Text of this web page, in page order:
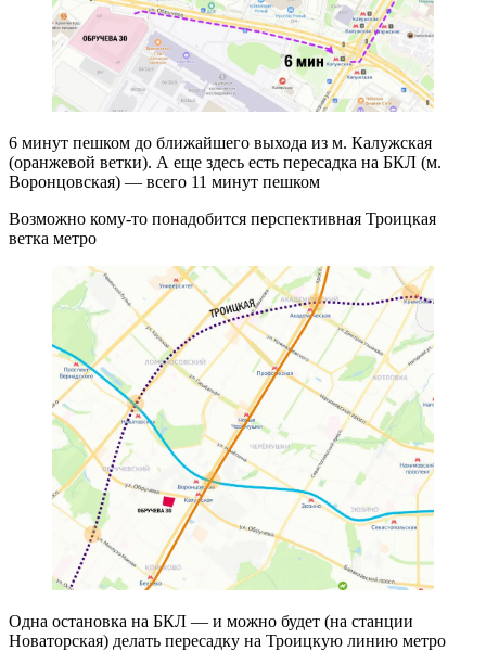
6 минут пешком до ближайшего выхода из м. Калужская
(оранжевой ветки). А еще здесь есть пересадка на БКЛ (м.
Воронцовская) — всего 11 минут пешком
Возможно кому-то понадобится перспективная Троицкая
ветка метро
Одна остановка на БКЛ — и можно будет (на станции
Новаторская) делать пересадку на Троицкую линию метро